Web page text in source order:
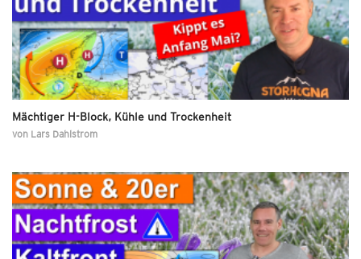
Mächtiger H-Block, Kühle und Trockenheit
von Lars Dahlstrom